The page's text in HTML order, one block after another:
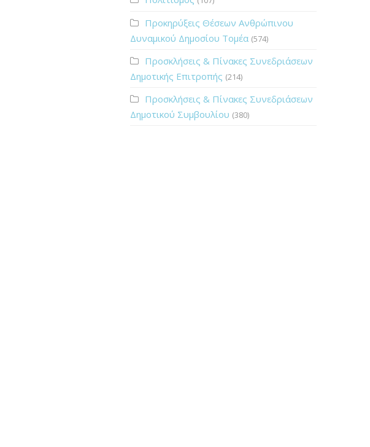
Προκηρύξεις Θέσεων Ανθρώπινου
Δυναμικού Δημοσίου Τομέα (574)
Προσκλήσεις & Πίνακες Συνεδριάσεων
Δημοτικής Επιτροπής (214)
Προσκλήσεις & Πίνακες Συνεδριάσεων
Δημοτικού Συμβουλίου (380)